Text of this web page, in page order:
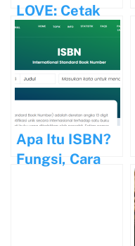
LOVE: Cetak
Buku Murah,
Cashback
Melimpah!
Apa Itu ISBN?
Fungsi, Cara